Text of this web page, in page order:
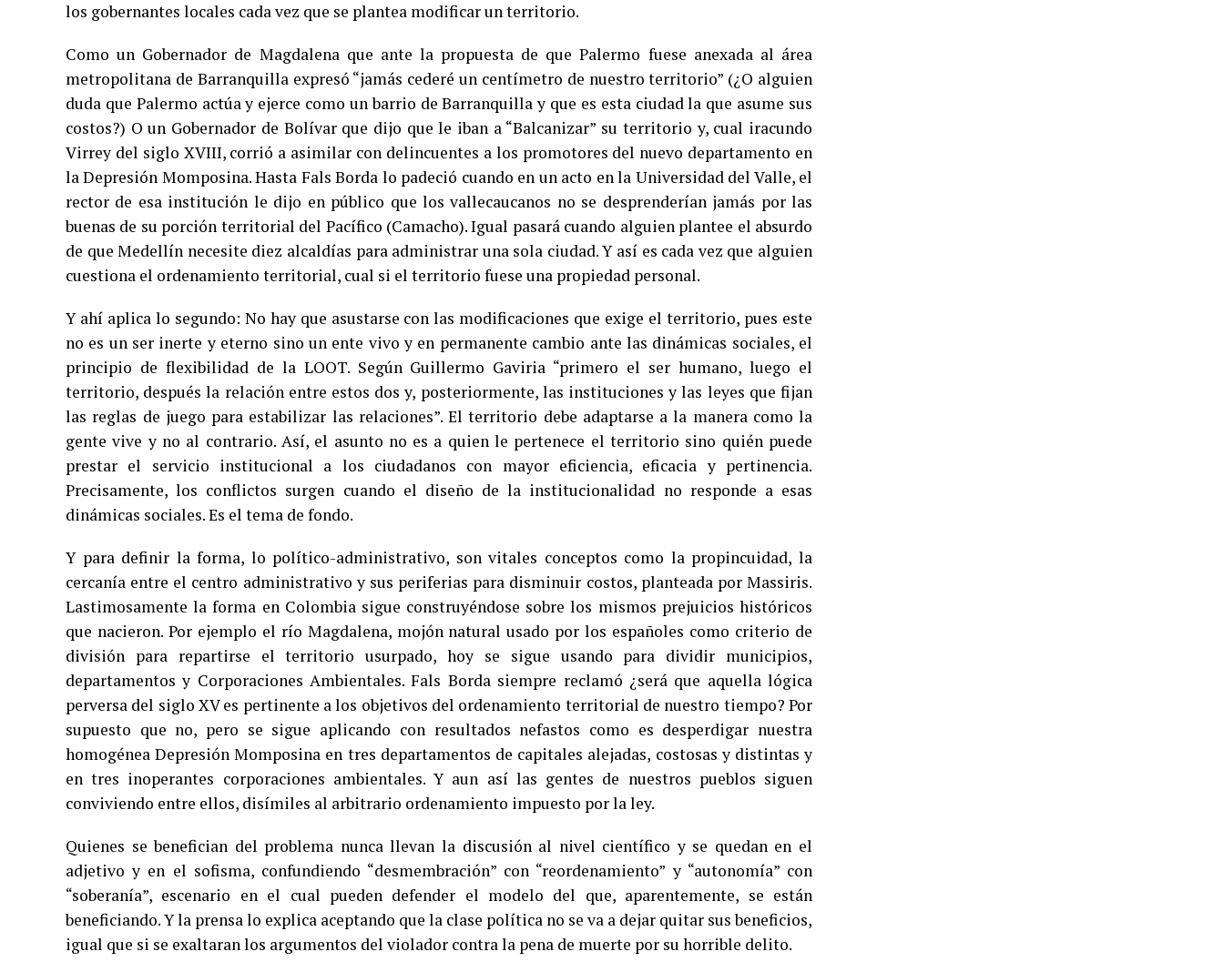
los gobernantes locales cada vez que se plantea modificar un territorio.
Como un Gobernador de Magdalena que ante la propuesta de que Palermo fuese anexada al área
metropolitana de Barranquilla expresó “jamás cederé un centímetro de nuestro territorio” (¿O alguien
duda que Palermo actúa y ejerce como un barrio de Barranquilla y que es esta ciudad la que asume sus
costos?) O un Gobernador de Bolívar que dijo que le iban a “Balcanizar” su territorio y, cual iracundo
Virrey del siglo XVIII, corrió a asimilar con delincuentes a los promotores del nuevo departamento en
la Depresión Momposina. Hasta Fals Borda lo padeció cuando en un acto en la Universidad del Valle, el
rector de esa institución le dijo en público que los vallecaucanos no se desprenderían jamás por las
buenas de su porción territorial del Pacífico (Camacho). Igual pasará cuando alguien plantee el absurdo
de que Medellín necesite diez alcaldías para administrar una sola ciudad. Y así es cada vez que alguien
cuestiona el ordenamiento territorial, cual si el territorio fuese una propiedad personal.
Y ahí aplica lo segundo: No hay que asustarse con las modificaciones que exige el territorio, pues este
no es un ser inerte y eterno sino un ente vivo y en permanente cambio ante las dinámicas sociales, el
principio de flexibilidad de la LOOT. Según Guillermo Gaviria “primero el ser humano, luego el
territorio, después la relación entre estos dos y, posteriormente, las instituciones y las leyes que fijan
las reglas de juego para estabilizar las relaciones”. El territorio debe adaptarse a la manera como la
gente vive y no al contrario. Así, el asunto no es a quien le pertenece el territorio sino quién puede
prestar el servicio institucional a los ciudadanos con mayor eficiencia, eficacia y pertinencia.
Precisamente, los conflictos surgen cuando el diseño de la institucionalidad no responde a esas
dinámicas sociales. Es el tema de fondo.
Y para definir la forma, lo político-administrativo, son vitales conceptos como la propincuidad, la
cercanía entre el centro administrativo y sus periferias para disminuir costos, planteada por Massiris.
Lastimosamente la forma en Colombia sigue construyéndose sobre los mismos prejuicios históricos
que nacieron. Por ejemplo el río Magdalena, mojón natural usado por los españoles como criterio de
división para repartirse el territorio usurpado, hoy se sigue usando para dividir municipios,
departamentos y Corporaciones Ambientales. Fals Borda siempre reclamó ¿será que aquella lógica
perversa del siglo XV es pertinente a los objetivos del ordenamiento territorial de nuestro tiempo? Por
supuesto que no, pero se sigue aplicando con resultados nefastos como es desperdigar nuestra
homogénea Depresión Momposina en tres departamentos de capitales alejadas, costosas y distintas y
en tres inoperantes corporaciones ambientales. Y aun así las gentes de nuestros pueblos siguen
conviviendo entre ellos, disímiles al arbitrario ordenamiento impuesto por la ley.
Quienes se benefician del problema nunca llevan la discusión al nivel científico y se quedan en el
adjetivo y en el sofisma, confundiendo “desmembración” con “reordenamiento” y “autonomía” con
“soberanía”, escenario en el cual pueden defender el modelo del que, aparentemente, se están
beneficiando. Y la prensa lo explica aceptando que la clase política no se va a dejar quitar sus beneficios,
igual que si se exaltaran los argumentos del violador contra la pena de muerte por su horrible delito.